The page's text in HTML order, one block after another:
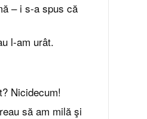
– i s-a spus că
l-am urât.
Nicidecum!
să am milă şi